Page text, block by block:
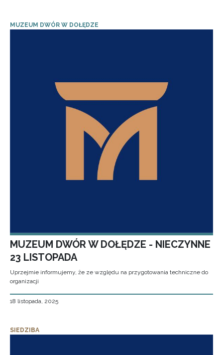
MUZEUM DWÓR W DOŁĘDZE
MUZEUM DWÓR W DOŁĘDZE - NIECZYNNE
23 LISTOPADA
Uprzejmie informujemy, że ze względu na przygotowania techniczne do
organizacji
18 listopada, 2025
SIEDZIBA